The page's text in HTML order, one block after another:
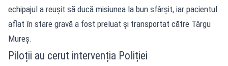
echipajul a reușit să ducă misiunea la bun sfârșit, iar pacientul
aflat în stare gravă a fost preluat și transportat către Târgu
Mureș.
Piloții au cerut intervenția Poliției